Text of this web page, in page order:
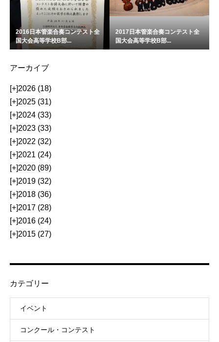
2016日本管楽合奏コンテスト全
国大会高等学校B部...
2017日本管楽合奏コンテスト全
国大会高等学校B部...
アーカイブ
[+]2026 (18)
[+]2025 (31)
[+]2024 (33)
[+]2023 (33)
[+]2022 (32)
[+]2021 (24)
[+]2020 (89)
[+]2019 (32)
[+]2018 (36)
[+]2017 (28)
[+]2016 (24)
[+]2015 (27)
カテゴリー
イベント
コンクール・コンテスト